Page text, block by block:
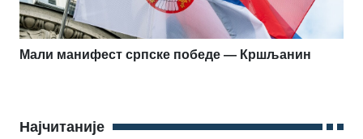
Мали манифест српске победе — Кршљанин
Најчитаније